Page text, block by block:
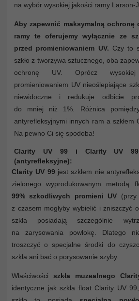
na wybór wysokiej jakości ramy Larson-
Aby zapewnić maksymalną ochronę
ramy te oferujemy wyłącznie ze
przed promieniowaniem UV. Czy to
szkło z tworzywa sztucznego, oba
ochronę UV. Oprócz
promieniowaniem UV nieoślepiające
niewidoczne i redukuje odbicie
do mniej niż 1%. Różnica pomiędzy
antyrefleksyjnymi innych ram a szkłem
Na pewno Ci się spodoba!
Clarity UV 99 i Clarity UV 99
(antyrefleksyjne):
Clarity UV 99 jest szkłem nie
zielonego wyprodukowanym metodą
99% szkodliwych promieni UV (przy
z czasem mogłyby wybielić i zniszczyć
szkła posiadają szczególnie
na zarysowania powłokę. Dlatego
troszczyć o specjalne środki do
szkła ani bać o porysowanie szyby.
Właściwości szkła muzealnego
identyczne jak szkła float Clarity UV